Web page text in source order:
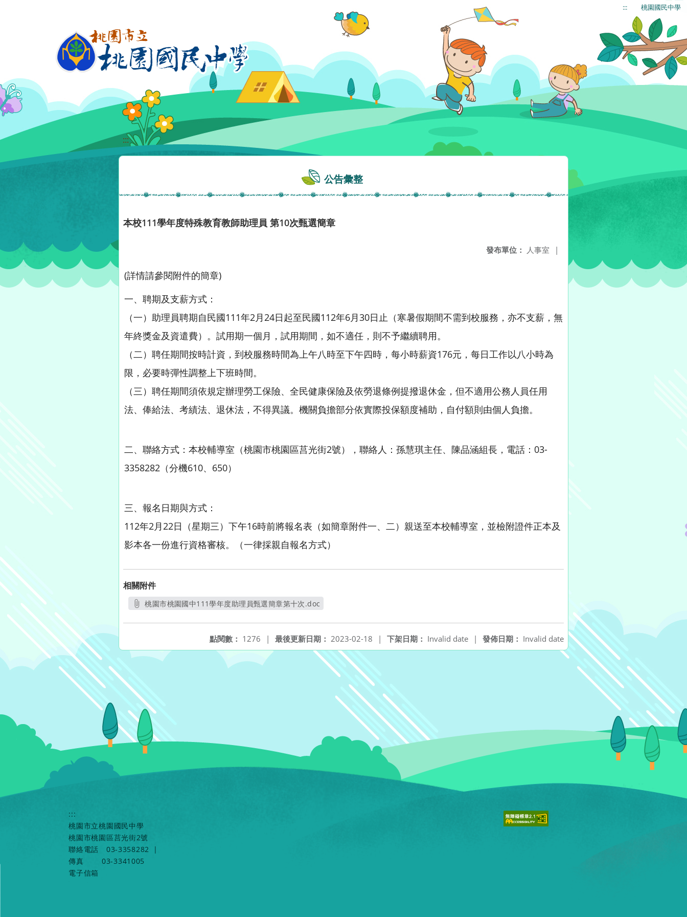
::: 桃園國民中學
:::
公告彙整
本校111學年度特殊教育教師助理員 第10次甄選簡章
發布單位： 人事室 |
(詳情請參閱附件的簡章)
一、聘期及支薪方式：
（一）助理員聘期自民國111年2月24日起至民國112年6月30日止（寒暑假期間不需到校服務，亦不支薪，無
年終獎金及資遣費）。試用期一個月，試用期間，如不適任，則不予繼續聘用。
（二）聘任期間按時計資，到校服務時間為上午八時至下午四時，每小時薪資176元，每日工作以八小時為
限，必要時彈性調整上下班時間。
（三）聘任期間須依規定辦理勞工保險、全民健康保險及依勞退條例提撥退休金，但不適用公務人員任用
法、俸給法、考績法、退休法，不得異議。機關負擔部分依實際投保額度補助，自付額則由個人負擔。
二、聯絡方式：本校輔導室（桃園市桃園區莒光街2號），聯絡人：孫慧琪主任、陳品涵組長，電話：03-
3358282（分機610、650）
三、報名日期與方式：
112年2月22日（星期三）下午16時前將報名表（如簡章附件一、二）親送至本校輔導室，並檢附證件正本及
影本各一份進行資格審核。（一律採親自報名方式）
相關附件
桃園市桃園國中111學年度助理員甄選簡章第十次.doc
發佈日期： Invalid date
下架日期： Invalid date |
最後更新日期： 2023-02-18 |
點閱數： 1276 |
:::
桃園市立桃園國民中學
桃園市桃園區莒光街2號
聯絡電話
03-3358282
|
傳真
03-3341005
電子信箱